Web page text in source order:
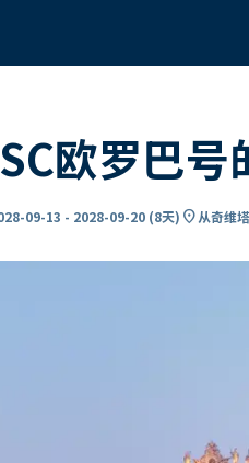
欧罗巴
09-13 - 2028-09-20 (8天) location_on从奇维